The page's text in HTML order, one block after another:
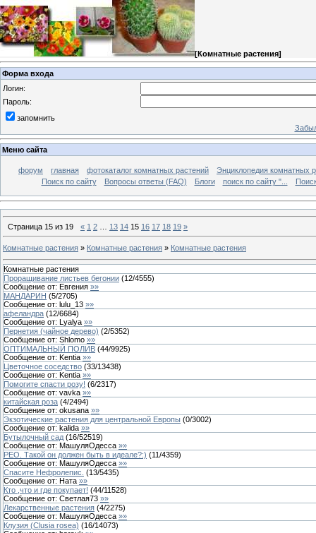
[Комнатные растения]
Форма входа
Логин:
Пароль:
запомнить
Меню сайта
форум главная фотокаталог комнатных растений
Энциклопедия комнатных
Поиск по сайту
Вопросы ответы (FAQ) Блоги поиск по сайту "...
Страница 15 из 19 « 1 2 13 14 15 16 17 18 19 »
Комнатные растения » Комнатные растения » Комнатные растения
Комнатные растения
Проращивание листьев бегонии (12/4555)
Сообщение от: Евгения »»
МАНДАРИН (5/2705)
Сообщение от: lulu_13 »»
афеландра (12/6684)
Сообщение от:
Lyalya »»
Пернетия (чайное дерево) (2/5352)
Сообщение от: Shlomo »»
ОПТИМАЛЬНЫЙ ПОЛИВ (44/9925)
Сообщение от: Kentia »»
Цветочное соседство (33/13438)
Сообщение от: Kentia »»
Помогите спасти розу! (6/2317)
Сообщение от: vavka »»
китайская роза (4/2494)
Сообщение от: okusana »»
Экзотические растения для центральной Европы (0/3002)
Сообщение от: kalida »»
Бутылочный сад (16/52519)
Сообщение от: МашуляОдесса »»
РЕО. Такой он должен быть в идеале?:) (11 /4359)
Сообщение от: МашуляОдесса »»
Спасите Нефролепис. (13/5435)
Сообщение от: Ната »»
Кто ,что и где покупает! (44/11528)
Сообщение от: Светлая73 »»
Лекарственные растения (4/2275)
Сообщение от: МашуляОдесса »»
Клузия (Clusia rosea) (16/14073)